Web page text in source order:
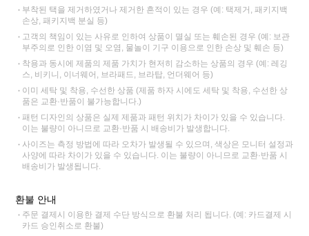
부착된 택을 제거하였거나 제거한 흔적이 있는 경우 (예: 택제거, 패키지백
손상, 패키지백 분실 등)
고객의 책임이 있는 사유로 인하여 상품이 멸실 또는 훼손된 경우 (예: 보관
부주의로 인한 이염 및 오염, 물놀이 기구 이용으로 인한 손상 및 훼손 등)
착용과 동시에 제품의 제품 가치가 현저히 감소하는 상품의 경우 (예: 레깅
스, 비키니, 이너웨어, 브라패드, 브라탑, 언더웨어 등)
이미 세탁 및 착용, 수선한 상품 (제품 하자 시에도 세탁 및 착용, 수선한 상
품은 교환·반품이 불가능합니다.)
패턴 디자인의 상품은 실제 제품과 패턴 위치가 차이가 있을 수 있습니다.
이는 불량이 아니므로 교환·반품 시 배송비가 발생합니다.
사이즈는 측정 방법에 따라 오차가 발생될 수 있으며, 색상은 모니터 설정과
사양에 따라 차이가 있을 수 있습니다. 이는 불량이 아니므로 교환·반품 시
배송비가 발생됩니다.
환불 안내
주문 결제시 이용한 결제 수단 방식으로 환불 처리 됩니다. (예: 카드결제 시
카드 승인취소로 환불)